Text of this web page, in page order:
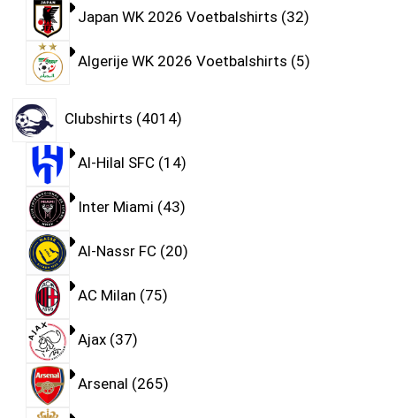
Japan WK 2026 Voetbalshirts 32
Algerije WK 2026 Voetbalshirts 5
Clubshirts 4014
Al-Hilal SFC 14
Inter Miami 43
Al-Nassr FC 20
AC Milan 75
Ajax 37
Arsenal 265